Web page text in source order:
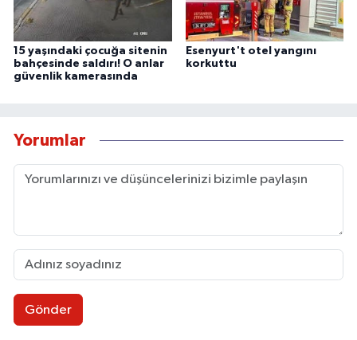
15 yaşındaki çocuğa sitenin
bahçesinde saldırı! O anlar
güvenlik kamerasında
Esenyurt't otel yangını
korkuttu
Yorumlar
Gönder